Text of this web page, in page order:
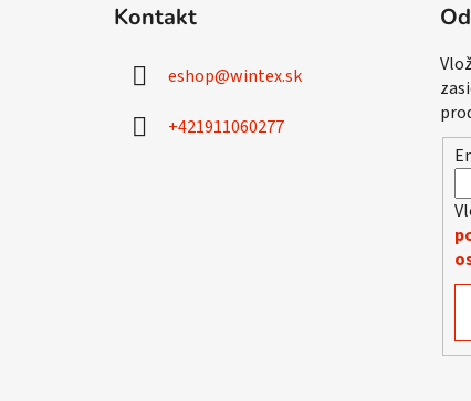
Kontakt
eshop@wintex.sk
+421911060277